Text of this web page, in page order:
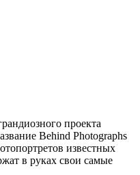
проекта
Behind Photographs
известных
в руках свои самые